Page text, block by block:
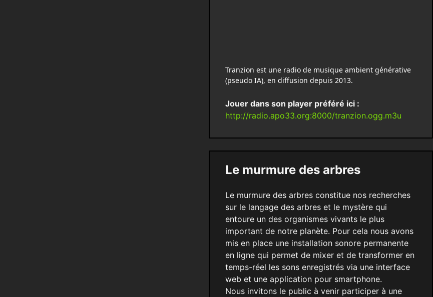
Tranzion est une radio de musique ambient générative
(pseudo IA), en diffusion depuis 2013.
Jouer dans son player préféré ici :
http://radio.apo33.org:8000/tranzion.ogg.m3u
Le murmure des arbres
Le murmure des arbres constitue nos recherches
sur le langage des arbres et le mystère qui
entoure un des organismes vivants le plus
important de notre planète. Pour cela nous avons
mis en place une installation sonore permanente
en ligne qui permet de mixer et de transformer en
temps-réel les sons enregistrés via une interface
web et une application pour smartphone.
Nous invitons le public à venir participer à une